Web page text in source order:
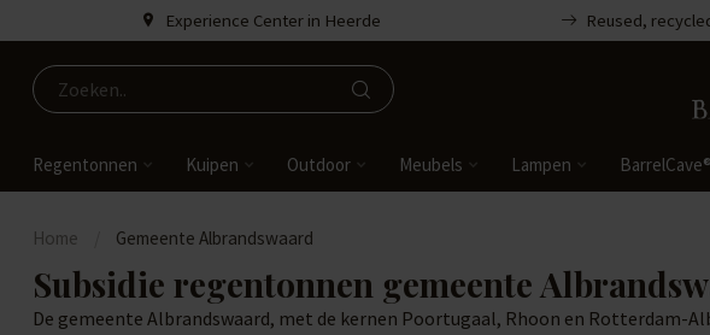
Experience Center in Heerde Reused,
Regentonnen Kuipen Outdoor Meubels Lampen
Home Gemeente Albrandswaard
Subsidie regentonnen gemeente
De gemeente Albrandswaard, met de kernen Poortugaal, Rhoon en Rotterdam-